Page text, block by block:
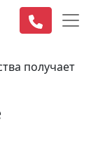
получает